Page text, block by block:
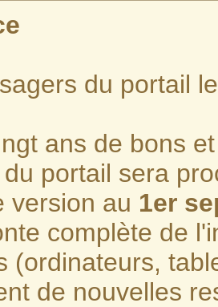
du portail
ans de bons
portail sera
version au 1er
complète de
(ordinateurs,
de nouvelles